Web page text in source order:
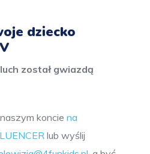
dziecko
został gwiazdą
konciena
lub wyślij